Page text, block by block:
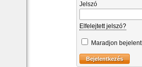
Jelszó
Elfelejtett jelszó?
Maradjon